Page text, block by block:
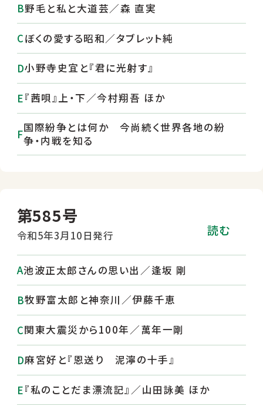
野毛と私と大道芸／森 直実
ぼくの愛する昭和／タブレット純
小野寺史宜と『君に光射す』
『茜唄』上・下／今村翔吾 ほか
国際紛争とは何か 今尚続く世界各地の紛
争・内戦を知る
第585号
令和5年3月10日発行 読む
池波正太郎さんの思い出／逢坂 剛
牧野富太郎と神奈川／伊藤千恵
関東大震災から100年／萬年一剛
麻宮好と『恩送り 泥濘の十手』
『私のことだま漂流記』／山田詠美 ほか